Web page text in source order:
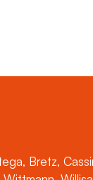
Bretz,